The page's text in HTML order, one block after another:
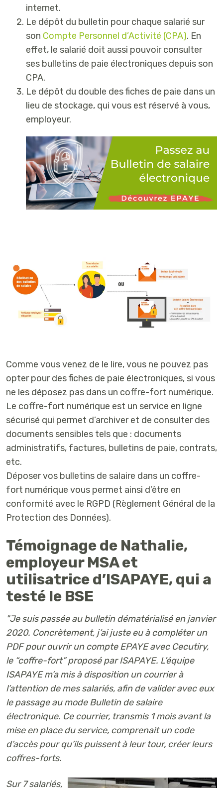
internet.
Le dépôt du bulletin pour chaque salarié sur
son Compte Personnel d’Activité (CPA). En
effet, le salarié doit aussi pouvoir consulter
ses bulletins de paie électroniques depuis son
CPA.
Le dépôt du double des fiches de paie dans un
lieu de stockage, qui vous est réservé à vous,
employeur.
Comme vous venez de le lire, vous ne pouvez pas
opter pour des fiches de paie électroniques, si vous
ne les déposez pas dans un coffre-fort numérique.
Le coffre-fort numérique est un service en ligne
sécurisé qui permet d’archiver et de consulter des
documents sensibles tels que : documents
administratifs, factures, bulletins de paie, contrats,
etc.
Déposer vos bulletins de salaire dans un coffre-
fort numérique vous permet ainsi d’être en
conformité avec le RGPD (Règlement Général de la
Protection des Données).
Témoignage de Nathalie,
employeur MSA et
utilisatrice d’ISAPAYE, qui a
testé le BSE
"Je suis passée au bulletin dématérialisé en janvier
2020. Concrètement, j’ai juste eu à compléter un
PDF pourouvrir un compte EPAYE avec Cecutiry,
le “coffre-fort” proposé par ISAPAYE. L’équipe
ISAPAYE m’a mis à disposition un courrier à
l’attention de mes salariés, afin de valider avec eux
le passage au mode Bulletin de salaire
électronique. Ce courrier, transmis 1 mois avant la
mise en place du service, comprenait un code
d’accès pour qu’ils puissent à leur tour, créer leurs
coffres-forts.
Sur 7 salariés,